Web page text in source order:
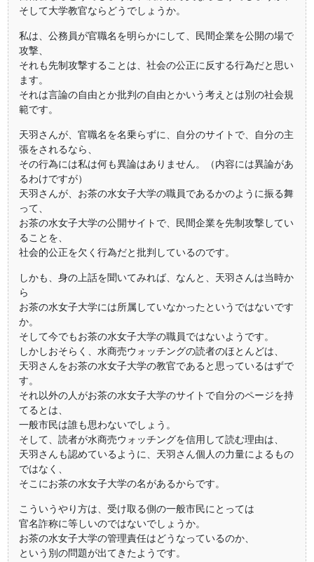
そして大学教官ならどうでしょうか。
私は、公務員が官職名を明らかにして、民間企業を公開の場で
攻撃、
それも先制攻撃することは、社会の公正に反する行為だと思い
ます。
それは言論の自由とか批判の自由とかいう考えとは別の社会規
範です。
天羽さんが、官職名を名乗らずに、自分のサイトで、自分の主
張をされるなら、
その行為には私は何も異論はありません。（内容には異論があ
るわけですが）
天羽さんが、お茶の水女子大学の職員であるかのように振る舞
って、
お茶の水女子大学の公開サイトで、民間企業を先制攻撃してい
ることを、
社会的公正を欠く行為だと批判しているのです。
しかも、身の上話を聞いてみれば、なんと、天羽さんは当時か
ら
お茶の水女子大学には所属していなかったというではないです
か。
そして今でもお茶の水女子大学の職員ではないようです。
しかしおそらく、水商売ウォッチングの読者のほとんどは、
天羽さんをお茶の水女子大学の教官であると思っているはずで
す。
それ以外の人がお茶の水女子大学のサイトで自分のページを持
てるとは、
一般市民は誰も思わないでしょう。
そして、読者が水商売ウォッチングを信用して読む理由は、
天羽さんも認めているように、天羽さん個人の力量によるもの
ではなく、
そこにお茶の水女子大学の名があるからです。
こういうやり方は、受け取る側の一般市民にとっては
官名詐称に等しいのではないでしょうか。
お茶の水女子大学の管理責任はどうなっているのか、
という別の問題が出てきたようです。